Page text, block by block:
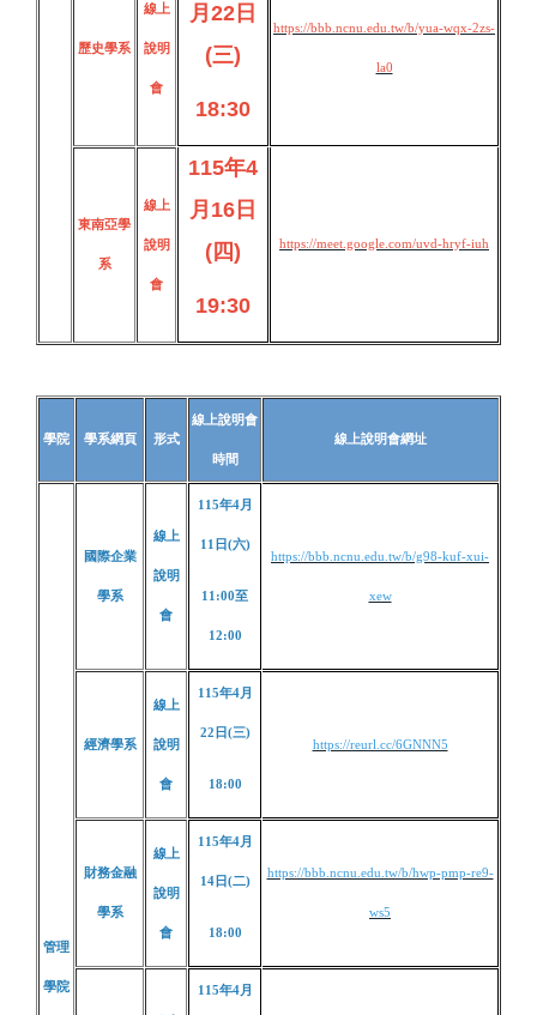
歷史學系
線上
說明
會
月22日
(三)
18:30
https://bbb.ncnu.edu.tw/b/yua-wqx-2zs-
la0
東南亞學
系
線上
說明
會
115年4
月16日
(四)
19:30
https://meet.google.com/uvd-hryf-iuh
學院 學系網頁 形式
線上說明會
時間
線上說明會網址
管理
學院
國際企業
學系
線上
說明
會
115年4月
11日(六)
11:00至
12:00
https://bbb.ncnu.edu.tw/b/g98-kuf-xui-
xew
經濟學系
線上
說明
會
115年4月
22日(三)
18:00
https://reurl.cc/6GNNN5
財務金融
學系
線上
說明
會
115年4月
14日(二)
18:00
https://bbb.ncnu.edu.tw/b/hwp-pmp-re9-
ws5
115年4月